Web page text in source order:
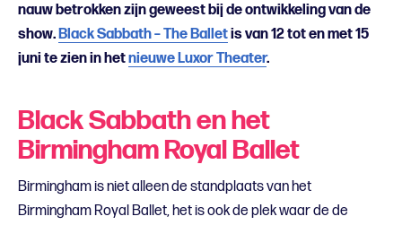
nauw betrokken zijn geweest bij de ontwikkeling van de
show.Black Sabbath – The Balletis van 12 tot en met 15
juni te zien in hetnieuwe Luxor Theater.
Black Sabbath en het
Birmingham Royal Ballet
Birmingham is niet alleen de standplaats van het
Birmingham Royal Ballet, het is ook de plek waar de de